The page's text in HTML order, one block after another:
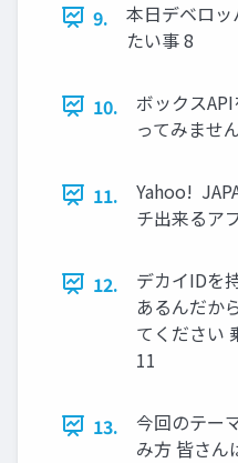
9.
本日デベロ
たい事 8
10.
ボックス
ってみませ
11.
Yahoo!
チ出来るア
12.
デカイIDを
あるんだか
てください
11
13.
今回のテー
み方 皆さん